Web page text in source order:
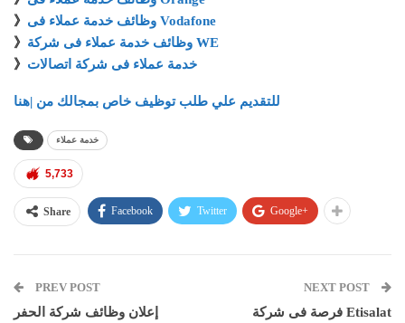
》
وظائف خدمة عملاء فى Vodafone
》
وظائف خدمة عملاء فى شركة WE
》 خدمة عملاء فى شركة اتصالات
للتقديم علي طلب توظيف خاص بمجالك من |هنا
خدمة عملاء
5,733
Share Facebook Twitter Google+
PREV POST
إعلان وظائف شركة الحفر
NEXT POST
فرصة فى شركة Etisalat